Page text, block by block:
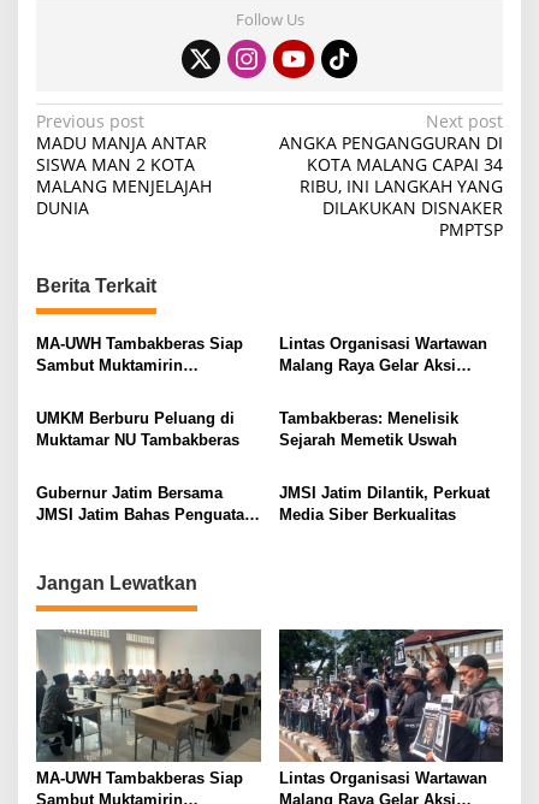
Follow Us
P
o
s
a
v
i
a
i
o
Previous post
MADU MANJA ANTAR
SISWA MAN 2 KOTA
MALANG MENJELAJAH
DUNIA
Next post
ANGKA PENGANGGURAN DI
KOTA MALANG CAPAI 34
RIBU, INI LANGKAH YANG
DILAKUKAN DISNAKER
PMPTSP
Berita Terkait
MA-UWH Tambakberas Siap
Sambut Muktamirin
Lintas Organisasi Wartawan
Malang Raya Gelar Aksi
Ireng”
UMKM Berburu Peluang di
Muktamar NU Tambakberas
Tambakberas: Menelisik
Sejarah Memetik Uswah
Gubernur Jatim Bersama
JMSI Jatim Bahas Penguatan
JMSI Jatim Dilantik, Perkuat
Media Siber Berkualitas
Jangan Lewatkan
MA-UWH Tambakberas Siap
Sambut Muktamirin
Lintas Organisasi Wartawan
Malang Raya Gelar Aksi